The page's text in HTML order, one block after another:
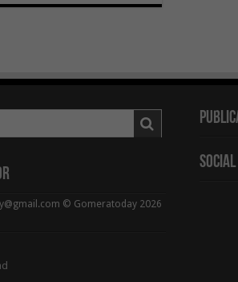
© Gomeratoday 2026
Social